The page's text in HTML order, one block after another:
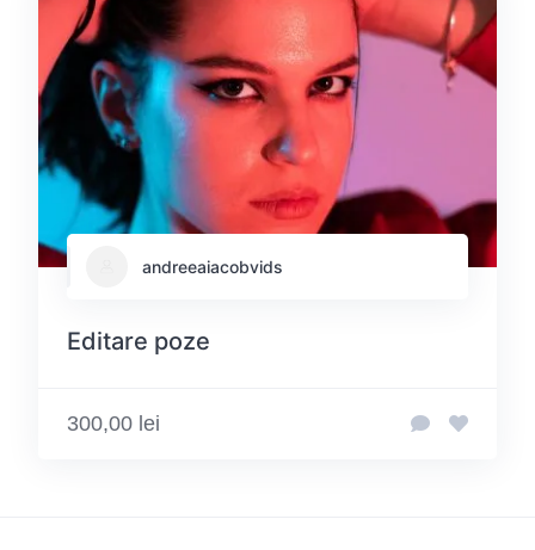
andreeaiacobvids
Editare poze
300,00 lei